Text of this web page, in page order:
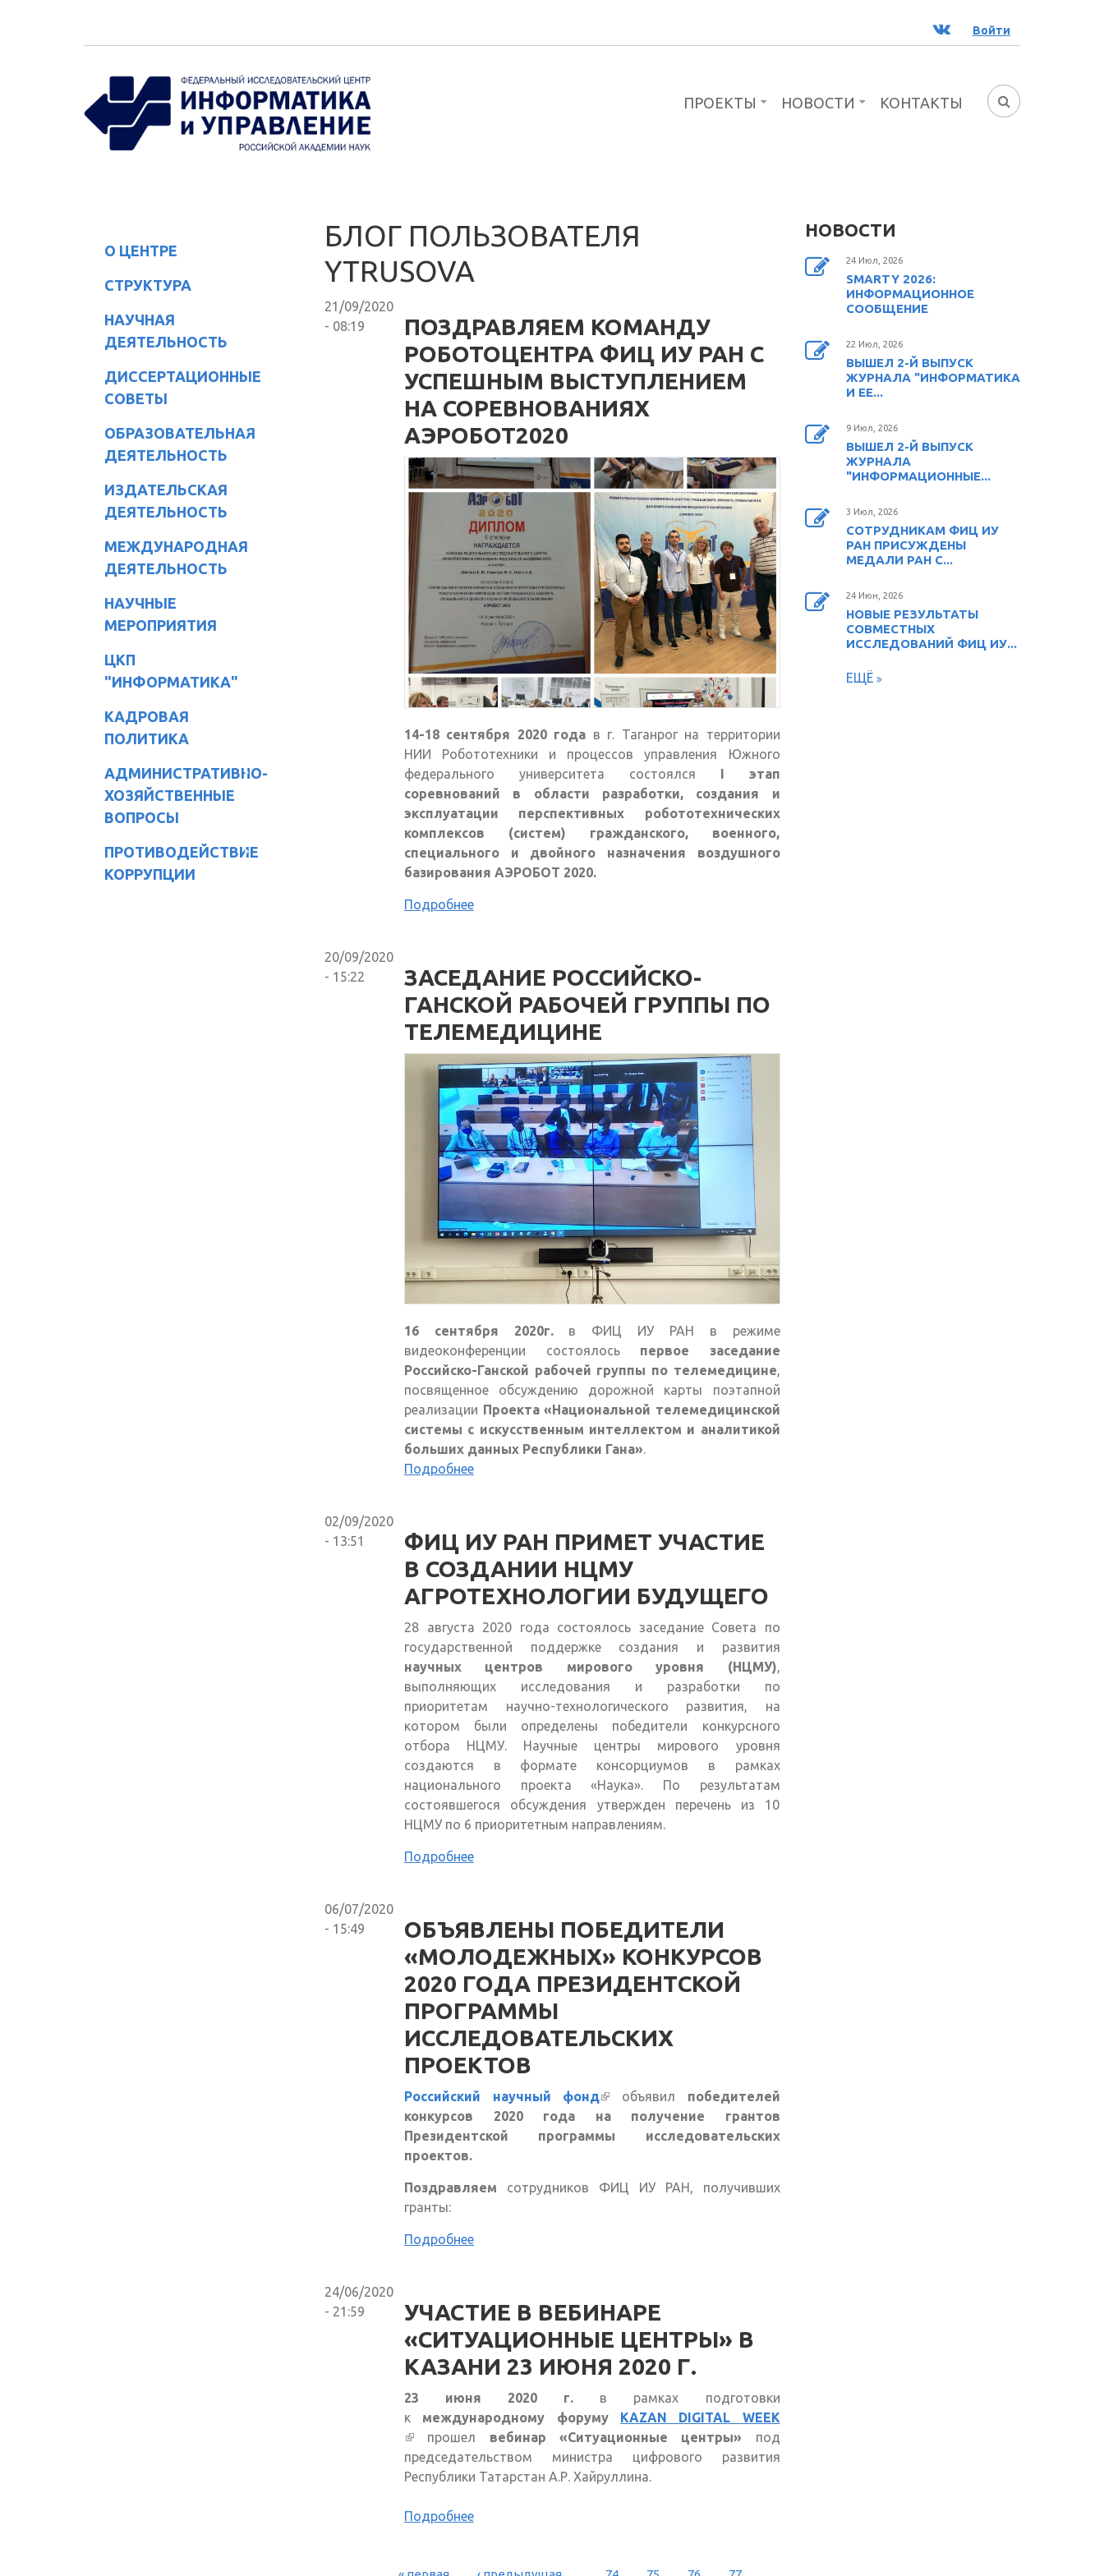
ВК Войти
ФОРМА
ПРОЕКТЫ НОВОСТИ КОНТАКТЫ
О ЦЕНТРЕ
СТРУКТУРА
НАУЧНАЯ
ДЕЯТЕЛЬНОСТЬ
ДИССЕРТАЦИОННЫЕ
СОВЕТЫ
ОБРАЗОВАТЕЛЬНАЯ
ДЕЯТЕЛЬНОСТЬ
ИЗДАТЕЛЬСКАЯ
ДЕЯТЕЛЬНОСТЬ
МЕЖДУНАРОДНАЯ
ДЕЯТЕЛЬНОСТЬ
НАУЧНЫЕ
МЕРОПРИЯТИЯ
ЦКП
"ИНФОРМАТИКА"
КАДРОВАЯ
ПОЛИТИКА
АДМИНИСТРАТИВНО-
ХОЗЯЙСТВЕННЫЕ
ВОПРОСЫ
ПРОТИВОДЕЙСТВИЕ
КОРРУПЦИИ
БЛОГ ПОЛЬЗОВАТЕЛЯ
YTRUSOVA
21/09/2020
- 08:19
ПОЗДРАВЛЯЕМ КОМАНДУ
РОБОТОЦЕНТРА ФИЦ ИУ РАН С
УСПЕШНЫМ ВЫСТУПЛЕНИЕМ
НА СОРЕВНОВАНИЯХ
АЭРОБОТ2020
14-18 сентября 2020 года в г. Таганрог на территории
НИИ Робототехники и процессов управления Южного
федерального университета состоялся I этап
соревнований в области разработки, создания и
эксплуатации перспективных робототехнических
комплексов (систем) гражданского, военного,
специального и двойного назначения воздушного
базирования АЭРОБОТ 2020.
Подробнее
20/09/2020
- 15:22
ЗАСЕДАНИЕ РОССИЙСКО-
ГАНСКОЙ РАБОЧЕЙ ГРУППЫ ПО
ТЕЛЕМЕДИЦИНЕ
16 сентября 2020г. в ФИЦ ИУ РАН в режиме
видеоконференции состоялось первое заседание
Российско-Ганской рабочей группы по телемедицине,
посвященное обсуждению дорожной карты поэтапной
реализации Проекта «Национальной телемедицинской
системы с искусственным интеллектом и аналитикой
больших данных Республики Гана».
Подробнее
02/09/2020
- 13:51
ФИЦ ИУ РАН ПРИМЕТ УЧАСТИЕ
В СОЗДАНИИ НЦМУ
АГРОТЕХНОЛОГИИ БУДУЩЕГО
28 августа 2020 года состоялось заседание Совета по
государственной поддержке создания и развития
научных центров мирового уровня (НЦМУ),
выполняющих исследования и разработки по
приоритетам научно-технологического развития, на
котором были определены победители конкурсного
отбора НЦМУ. Научные центры мирового уровня
создаются в формате консорциумов в рамках
национального проекта «Наука». По результатам
состоявшегося обсуждения утвержден перечень из 10
НЦМУ по 6 приоритетным направлениям.
Подробнее
06/07/2020
- 15:49
ОБЪЯВЛЕНЫ ПОБЕДИТЕЛИ
«МОЛОДЕЖНЫХ» КОНКУРСОВ
2020 ГОДА ПРЕЗИДЕНТСКОЙ
ПРОГРАММЫ
ИССЛЕДОВАТЕЛЬСКИХ
ПРОЕКТОВ
Российский научный фонд(внешняя ссылка)
объявил победителей
конкурсов 2020 года на получение грантов
Президентской программы исследовательских
проектов.
Поздравляем сотрудников ФИЦ ИУ РАН, получивших
гранты:
Подробнее
24/06/2020
- 21:59
УЧАСТИЕ В ВЕБИНАРЕ
«СИТУАЦИОННЫЕ ЦЕНТРЫ» В
КАЗАНИ 23 ИЮНЯ 2020 Г.
23 июня 2020 г. в рамках подготовки
к международному форуму
KAZAN DIGITAL WEEK
(внешняя ссылка)
прошел вебинар «Ситуационные центры» под
председательством министра цифрового развития
Республики Татарстан А.Р. Хайруллина.
Подробнее
НОВОСТИ
24 Июл, 2026
SMARTY 2026:
ИНФОРМАЦИОННОЕ
СООБЩЕНИЕ
22 Июл, 2026
ВЫШЕЛ 2-Й ВЫПУСК
ЖУРНАЛА "ИНФОРМАТИКА
И ЕЕ...
9 Июл, 2026
ВЫШЕЛ 2-Й ВЫПУСК
ЖУРНАЛА
"ИНФОРМАЦИОННЫЕ...
3 Июл, 2026
СОТРУДНИКАМ ФИЦ ИУ
РАН ПРИСУЖДЕНЫ
МЕДАЛИ РАН С...
24 Июн, 2026
НОВЫЕ РЕЗУЛЬТАТЫ
СОВМЕСТНЫХ
ИССЛЕДОВАНИЙ ФИЦ ИУ...
ЕЩЁ